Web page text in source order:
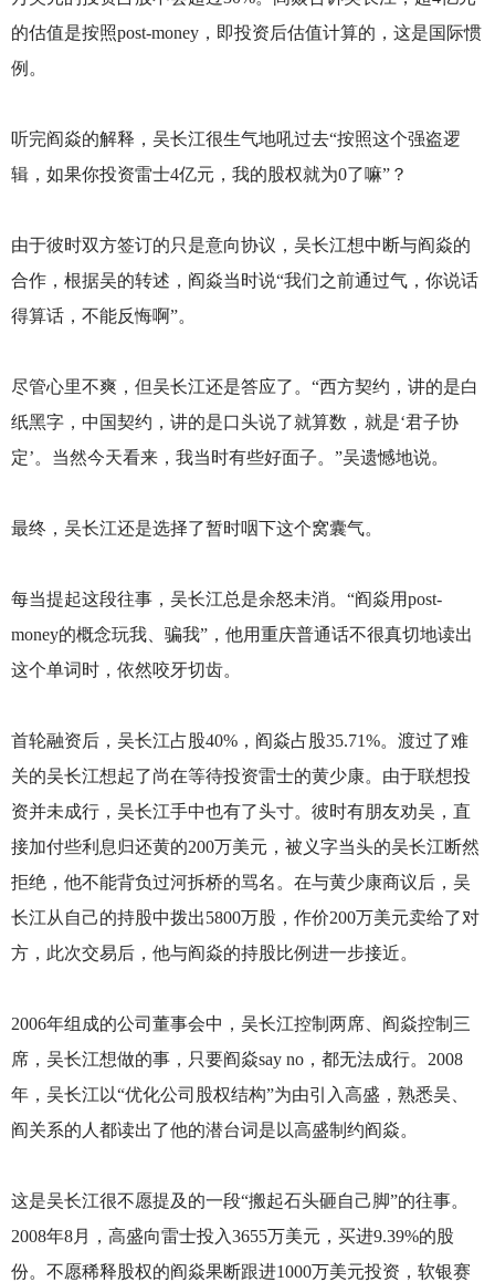
的估值是按照post-money，即投资后估值计算的，这是国际惯
例。
听完阎焱的解释，吴长江很生气地吼过去“按照这个强盗逻
辑，如果你投资雷士4亿元，我的股权就为0了嘛”？
由于彼时双方签订的只是意向协议，吴长江想中断与阎焱的
合作，根据吴的转述，阎焱当时说“我们之前通过气，你说话
得算话，不能反悔啊”。
尽管心里不爽，但吴长江还是答应了。“西方契约，讲的是白
纸黑字，中国契约，讲的是口头说了就算数，就是‘君子协
定’。当然今天看来，我当时有些好面子。”吴遗憾地说。
最终，吴长江还是选择了暂时咽下这个窝囊气。
每当提起这段往事，吴长江总是余怒未消。“阎焱用post-
money的概念玩我、骗我”，他用重庆普通话不很真切地读出
这个单词时，依然咬牙切齿。
首轮融资后，吴长江占股40%，阎焱占股35.71%。渡过了难
关的吴长江想起了尚在等待投资雷士的黄少康。由于联想投
资并未成行，吴长江手中也有了头寸。彼时有朋友劝吴，直
接加付些利息归还黄的200万美元，被义字当头的吴长江断然
拒绝，他不能背负过河拆桥的骂名。在与黄少康商议后，吴
长江从自己的持股中拨出5800万股，作价200万美元卖给了对
方，此次交易后，他与阎焱的持股比例进一步接近。
2006年组成的公司董事会中，吴长江控制两席、阎焱控制三
席，吴长江想做的事，只要阎焱say no，都无法成行。2008
年，吴长江以“优化公司股权结构”为由引入高盛，熟悉吴、
阎关系的人都读出了他的潜台词是以高盛制约阎焱。
这是吴长江很不愿提及的一段“搬起石头砸自己脚”的往事。
2008年8月，高盛向雷士投入3655万美元，买进9.39%的股
份。不愿稀释股权的阎焱果断跟进1000万美元投资，软银赛